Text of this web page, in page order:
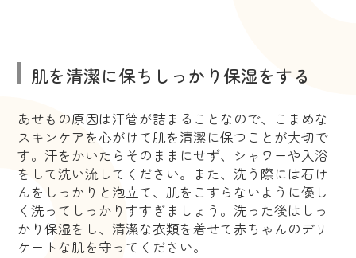
肌を清潔に保ちしっかり保湿をする
あせもの原因は汗管が詰まることなので、こまめな
スキンケアを心がけて肌を清潔に保つことが大切で
す。汗をかいたらそのままにせず、シャワーや入浴
をして洗い流してください。また、洗う際には石け
んをしっかりと泡立て、肌をこすらないように優し
く洗ってしっかりすすぎましょう。洗った後はしっ
かり保湿をし、清潔な衣類を着せて赤ちゃんのデリ
ケートな肌を守ってください。